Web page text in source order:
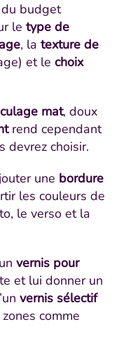
budget
le type de
, la texture de
et le choix
mat, doux
rend cependant
devrez choisir.
une bordure
les couleurs de
le verso et la
vernis pour
et lui donner un
vernis sélectif
comme